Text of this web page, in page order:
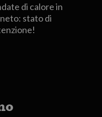
di calore in
stato di